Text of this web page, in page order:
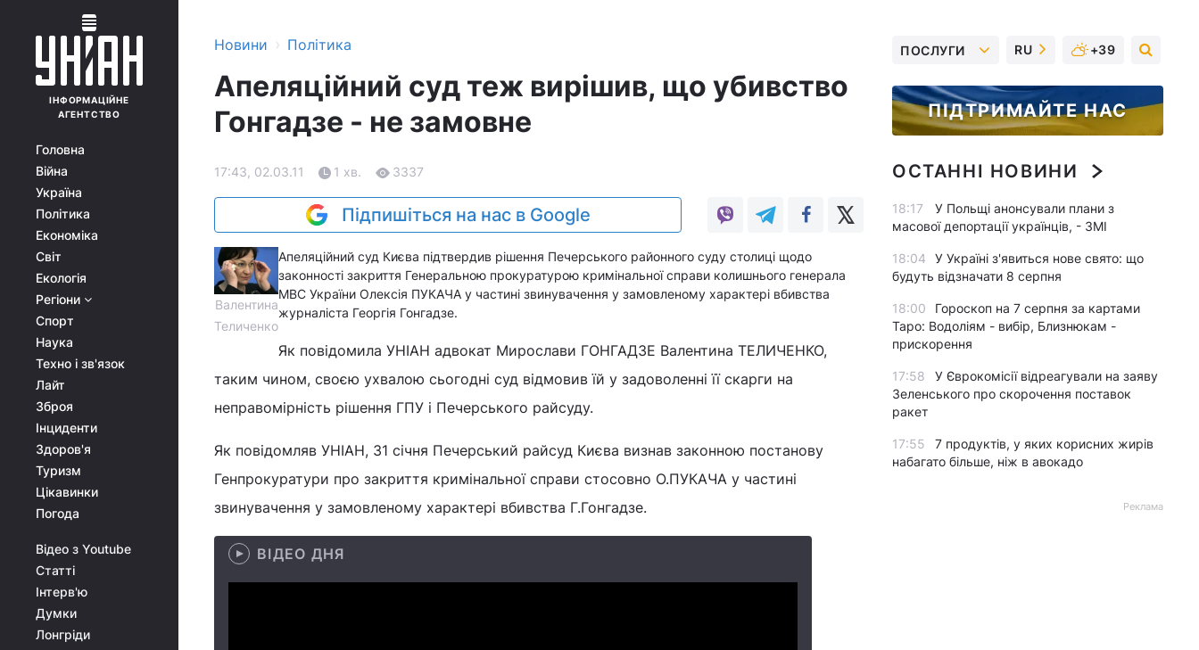
ІНФОРМАЦІЙНЕ
АГЕНТСТВО
Головна
Війна
Україна
Політика
Економіка
Світ
Екологія
Регіони
Спорт
Наука
Техно і зв'язок
Лайт
Зброя
Інциденти
Здоров'я
Туризм
Цікавинки
Погода
Відео з Youtube
Статті
Інтерв'ю
Думки
Лонгріди
Новини › Політика
Апеляційний суд теж вирішив, що убивство
Гонгадзе - не замовне
17:43, 02.03.11 1 хв. 3337
Підпишіться на нас в Google
Валентина
Теличенко
Апеляційний суд Києва підтвердив рішення Печерського районного суду столиці щодо
законності закриття Генеральною прокуратурою кримінальної справи колишнього генерала
МВС України Олексія ПУКАЧА у частині звинувачення у замовленому характері вбивства
журналіста Георгія Гонгадзе.
Як повідомила УНІАН адвокат Мирослави ГОНГАДЗЕ Валентина ТЕЛИЧЕНКО,
таким чином, своєю ухвалою сьогодні суд відмовив їй у задоволенні її скарги на
неправомірність рішення ГПУ і Печерського райсуду.
Як повідомляв УНІАН, 31 січня Печерський райсуд Києва визнав законною постанову
Генпрокуратури про закриття кримінальної справи стосовно О.ПУКАЧА у частині
звинувачення у замовленому характері вбивства Г.Гонгадзе.
ВІДЕО ДНЯ
ПОСЛУГИ RU +39
ПІДТРИМАЙТЕ НАС
ОСТАННІ НОВИНИ
18:17
У Польщі анонсували плани з
масової депортації українців, - ЗМІ
18:04
У Україні з'явиться нове свято: що
будуть відзначати 8 серпня
18:00
Гороскоп на 7 серпня за картами
Таро: Водоліям - вибір, Близнюкам -
прискорення
17:58
У Єврокомісії відреагували на заяву
Зеленського про скорочення поставок
ракет
17:55
7 продуктів, у яких корисних жирів
набагато більше, ніж в авокадо
Реклама